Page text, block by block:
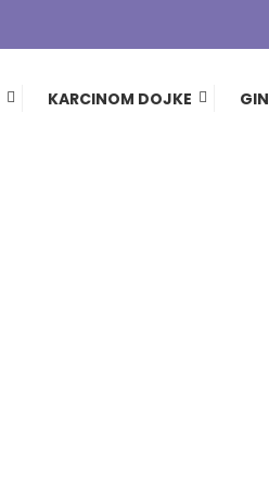
KARCINOM DOJKE